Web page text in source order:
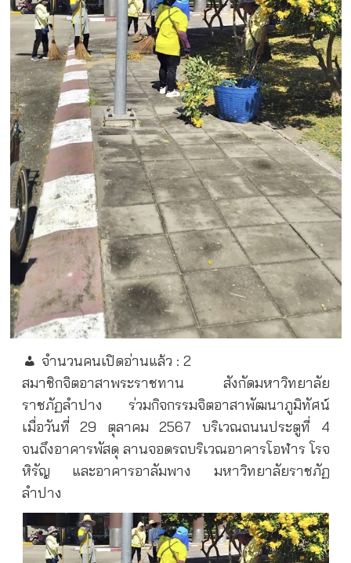
จำนวนคนเปิดอ่านแล้ว : 2
สมาชิกจิตอาสาพระราชทาน สังกัดมหาวิทยาลัย
ราชภัฏลำปาง ร่วมกิจกรรมจิตอาสาพัฒนาภูมิทัศน์
เมื่อวันที่ 29 ตุลาคม 2567 บริเวณถนนประตูที่ 4
จนถึงอาคารพัสดุ ลานจอดรถบริเวณอาคารโอฬาร โรจ
หิรัญ และอาคารอาลัมพาง มหาวิทยาลัยราชภัฏ
ลำปาง